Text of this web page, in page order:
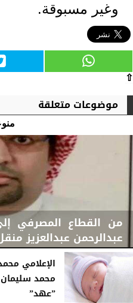
وغير مسبوقة.
⇧
موضوعات متعلقة
من القطاع المصرفي
عبدالرحمن عبدالعزيز
04:14 مـ
الإعلامي
محمد
”عهد”